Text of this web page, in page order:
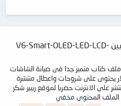
كتاب مهم جدا جدا لكل الفنيين V6-Smart-OLED-LED-LCD-
ملف كتاب متمبز جدا فى صيانة الشاشات
الكتاب ثمنه على النت 40 دولار يحتوى على شروحات واعطال منتشرة
على الانترنت حصريا لموقع ريبير شكر
الملف المحتوى مخفي